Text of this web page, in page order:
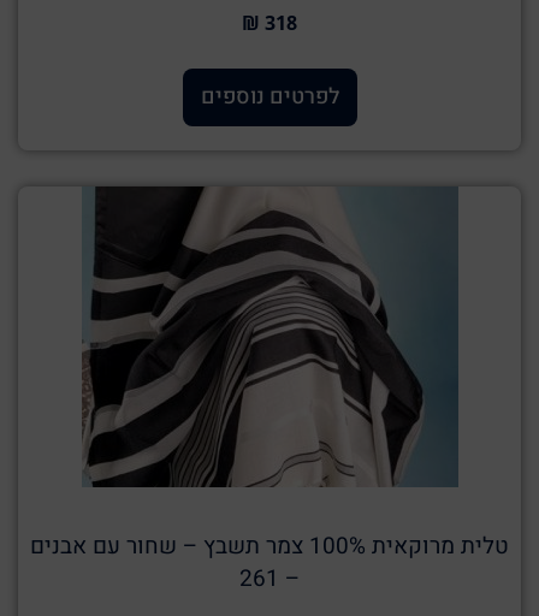
318 ₪
לפרטים נוספים
טלית מרוקאית 100% צמר תשבץ – שחור עם אבנים
– 261